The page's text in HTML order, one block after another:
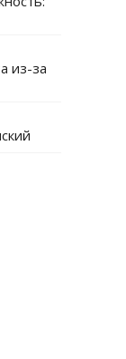
из-за